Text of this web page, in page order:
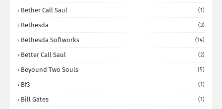
Bether Call Saul (1)
Bethesda (3)
Bethesda Softworks (14)
Better Call Saul (2)
Beyound Two Souls (5)
Bf3 (1)
Bill Gates (1)